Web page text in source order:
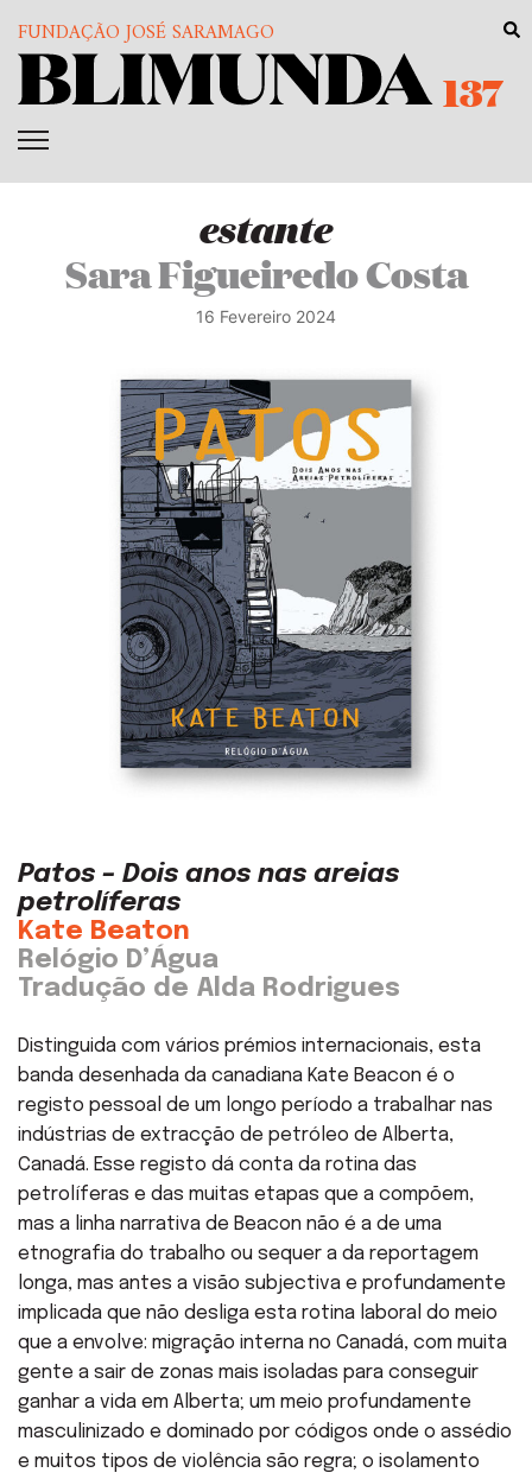
FUNDAÇÃO JOSÉ SARAMAGO
137
estante
Sara Figueiredo Costa
16 Fevereiro 2024
Patos – Dois anos nas areias
petrolíferas
Kate Beaton
Relógio D’Água
Tradução de Alda Rodrigues
Distinguida com vários prémios internacionais, esta
banda desenhada da canadiana Kate Beacon é o
registo pessoal de um longo período a trabalhar nas
indústrias de extracção de petróleo de Alberta,
Canadá. Esse registo dá conta da rotina das
petrolíferas e das muitas etapas que a compõem,
mas a linha narrativa de Beacon não é a de uma
etnografia do trabalho ou sequer a da reportagem
longa, mas antes a visão subjectiva e profundamente
implicada que não desliga esta rotina laboral do meio
que a envolve: migração interna no Canadá, com muita
gente a sair de zonas mais isoladas para conseguir
ganhar a vida em Alberta; um meio profundamente
masculinizado e dominado por códigos onde o assédio
e muitos tipos de violência são regra; o isolamento